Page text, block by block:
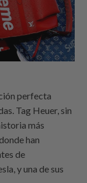
perfecta
Tag Heuer, sin
más
han
de
y una de sus